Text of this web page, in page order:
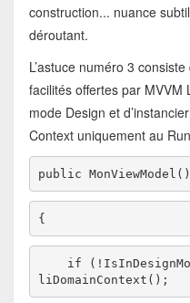
construction... nuance
déroutant.
L’astuce numéro 3
facilités offertes par
mode Design et
Context uniquement au
public MonViewModel()
{
if
liDomainContext();